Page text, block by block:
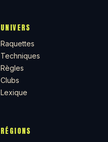
UNIVERS
Raquettes
Techniques
Règles
Clubs
Lexique
RÉGIONS